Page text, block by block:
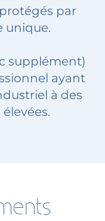
par
unique.
supplément)
ayant
à des